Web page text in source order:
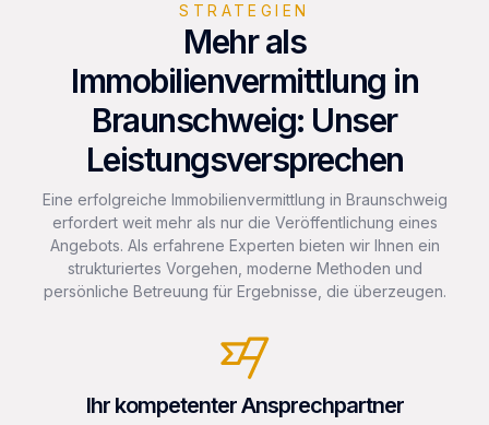
STRATEGIEN
Mehr als
Immobilienvermittlung in
Braunschweig: Unser
Leistungsversprechen
Eine erfolgreiche Immobilienvermittlung in Braunschweig
erfordert weit mehr als nur die Veröffentlichung eines
Angebots. Als erfahrene Experten bieten wir Ihnen ein
strukturiertes Vorgehen, moderne Methoden und
persönliche Betreuung für Ergebnisse, die überzeugen.
Ihr kompetenter Ansprechpartner